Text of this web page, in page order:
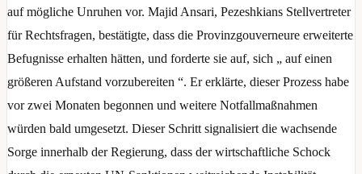
auf mögliche Unruhen vor. Majid Ansari, Pezeshkians Stellvertreter
für Rechtsfragen, bestätigte, dass die Provinzgouverneure erweiterte
Befugnisse erhalten hätten, und forderte sie auf, sich „ auf einen
größeren Aufstand vorzubereiten “. Er erklärte, dieser Prozess habe
vor zwei Monaten begonnen und weitere Notfallmaßnahmen
würden bald umgesetzt. Dieser Schritt signalisiert die wachsende
Sorge innerhalb der Regierung, dass der wirtschaftliche Schock